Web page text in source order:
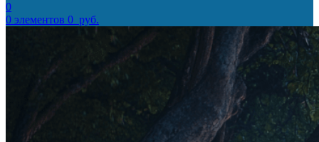
0
0 элементов 0 руб.